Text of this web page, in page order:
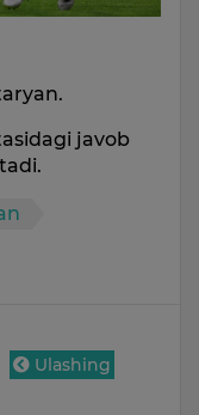
javob
Ulashing